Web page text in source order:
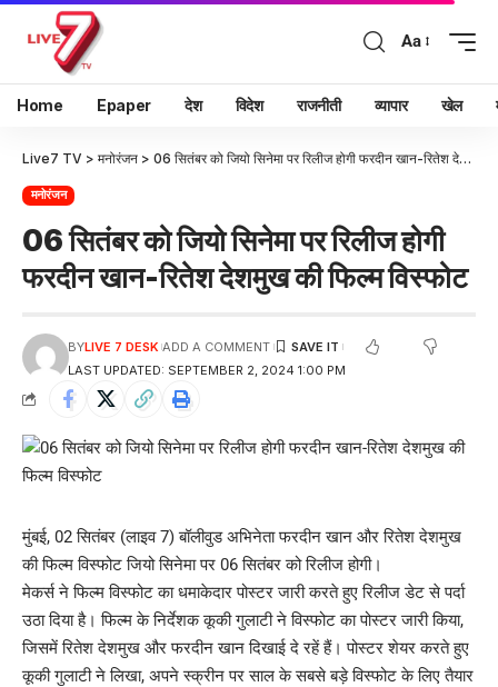
Aa
Home Epaper देश विदेश राजनीती व्यापार खेल
Live7 TV > मनोरंजन > 06 सितंबर को जियो सिनेमा पर रिलीज होगी फरदीन खान-रितेश देशमुख की फिल्म विस्फोट
मनोरंजन
06 सितंबर को जियो सिनेमा पर रिलीज होगी
फरदीन खान-रितेश देशमुख की फिल्म विस्फोट
LAST UPDATED: SEPTEMBER 2, 2024 1:00 PM
BYLIVE 7 DESK ADD A COMMENT
मुंबई, 02 सितंबर (लाइव 7) बॉलीवुड अभिनेता फरदीन खान और रितेश देशमुख
की फिल्म विस्फोट जियो सिनेमा पर 06 सितंबर को रिलीज होगी।
मेकर्स ने फिल्म विस्फोट का धमाकेदार पोस्टर जारी करते हुए रिलीज डेट से पर्दा
उठा दिया है। फिल्म के निर्देशक कूकी गुलाटी ने विस्फोट का पोस्टर जारी किया,
जिसमें रितेश देशमुख और फरदीन खान दिखाई दे रहें हैं। पोस्टर शेयर करते हुए
कूकी गुलाटी ने लिखा, अपने स्क्रीन पर साल के सबसे बड़े विस्फोट के लिए तैयार